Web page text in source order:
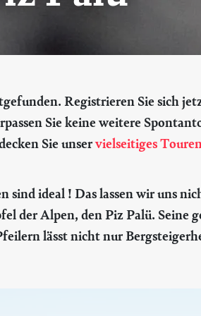
Registrieren Sie sich
Sie keine weitere
Sie unservielseitiges
ideal ! Das lassen wir uns
der Alpen, den Piz Palü. Seine
lässt nicht nur